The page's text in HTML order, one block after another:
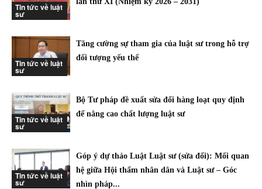
Tin tức về luật
sư
Tin tức về luật
sư
Tăng cường sự tham gia của luật sư trong hỗ trợ
đối tượng yếu thế
Tin tức về luật
sư
Bộ Tư pháp đề xuất sửa đổi hàng loạt quy định
để nâng cao chất lượng luật sư
Tin tức về luật
sư
Góp ý dự thảo Luật Luật sư (sửa đổi): Mối quan
hệ giữa Hội thẩm nhân dân và Luật sư – Góc
nhìn pháp...